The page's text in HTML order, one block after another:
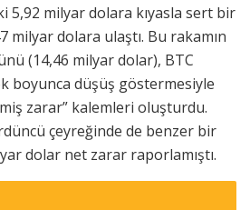
5,92 milyar dolara kıyasla sert bir
milyar dolara ulaştı. Bu rakamın
(14,46 milyar dolar), BTC
boyunca düşüş göstermesiyle
zarar” kalemleri oluşturdu.
çeyreğinde de benzer bir
dolar net zarar raporlamıştı.